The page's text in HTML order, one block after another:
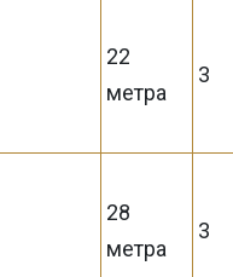
22
метра
3
28
метра
3